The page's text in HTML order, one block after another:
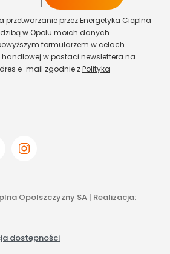
przetwarzanie przez Energetyka Cieplna
w Opolu moich danych
formularzem w celach
w postaci newslettera na
e-mail zgodnie zPolityka
Opolszczyzny SA | Realizacja:
dostępności